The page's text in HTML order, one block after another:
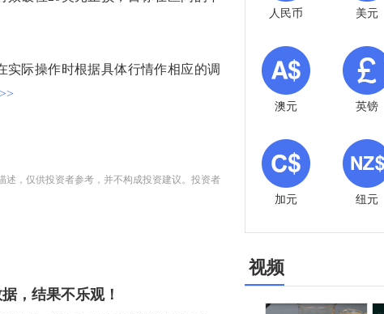
际操作时根据具体行情作相应的调
，仅供投资者参考，并不构成投资建议。投资者
，结果不乐观！
人民币 美元
澳元 英镑
加元 纽元
视频